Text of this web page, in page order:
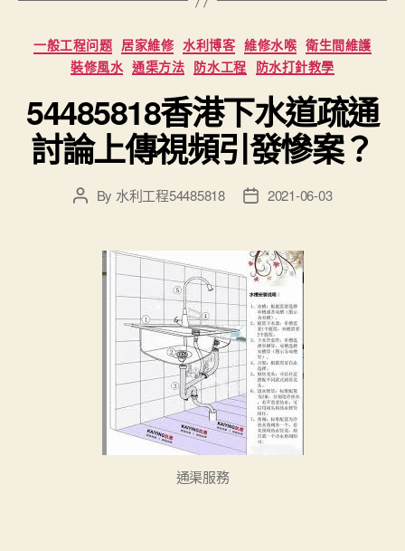
Categories
一般工程问题 居家維修 水利博客 維修水喉 衛生間維護
裝修風水 通渠方法 防水工程 防水打針教學
54485818香港下水道疏通
討論上傳視頻引發慘案？
PostBy 水利工程54485818
Post2021-06-03
通渠服務